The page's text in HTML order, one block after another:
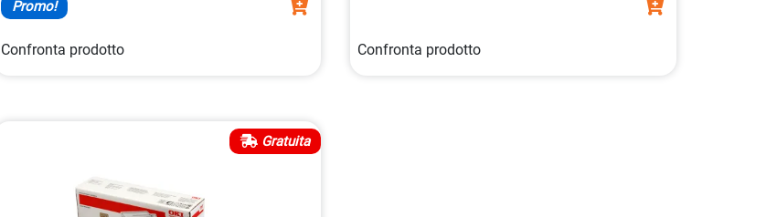
Promo!
Confronta prodotto Confronta prodotto
Gratuita